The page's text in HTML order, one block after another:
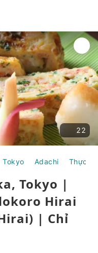
22
Tokyo Adachi Thực
Tokyo |
Hirai
| Chỉ